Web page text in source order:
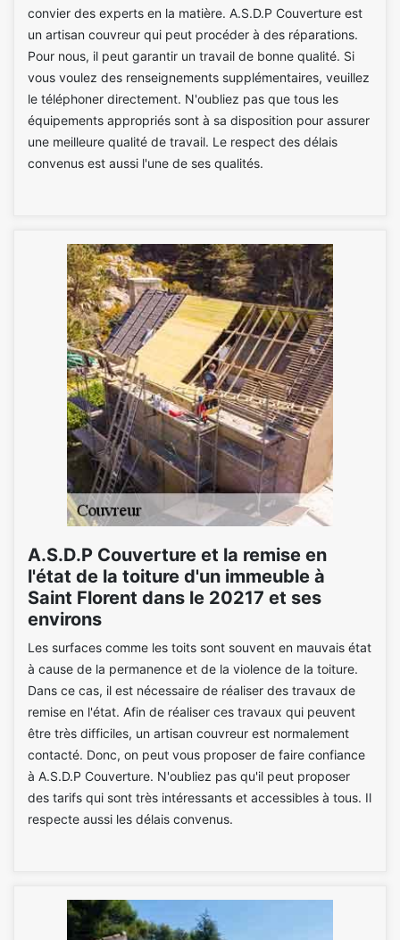
convier des experts en la matière. A.S.D.P Couverture est
un artisan couvreur qui peut procéder à des réparations.
Pour nous, il peut garantir un travail de bonne qualité. Si
vous voulez des renseignements supplémentaires, veuillez
le téléphoner directement. N'oubliez pas que tous les
équipements appropriés sont à sa disposition pour assurer
une meilleure qualité de travail. Le respect des délais
convenus est aussi l'une de ses qualités.
A.S.D.P Couverture et la remise en
l'état de la toiture d'un immeuble à
Saint Florent dans le 20217 et ses
environs
Les surfaces comme les toits sont souvent en mauvais état
à cause de la permanence et de la violence de la toiture.
Dans ce cas, il est nécessaire de réaliser des travaux de
remise en l'état. Afin de réaliser ces travaux qui peuvent
être très difficiles, un artisan couvreur est normalement
contacté. Donc, on peut vous proposer de faire confiance
à A.S.D.P Couverture. N'oubliez pas qu'il peut proposer
des tarifs qui sont très intéressants et accessibles à tous. Il
respecte aussi les délais convenus.